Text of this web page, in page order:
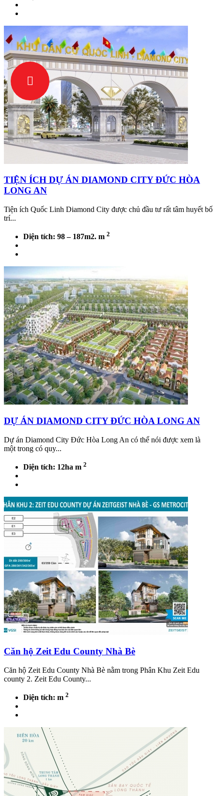
TIỆN ÍCH DỰ ÁN DIAMOND CITY ĐỨC HÒA
LONG AN
Tiện ích Quốc Linh Diamond City được chủ đầu tư rất tâm huyết bố
trí...
Diện tích: 98 – 187m2. m 2
DỰ ÁN DIAMOND CITY ĐỨC HÒA LONG AN
Dự án Diamond City Đức Hòa Long An có thể nói được xem là
một trong có quy...
Diện tích: 12ha m 2
Căn hộ Zeit Edu County Nhà Bè
Căn hộ Zeit Edu County Nhà Bè nằm trong Phân Khu Zeit Edu
county 2. Zeit Edu County...
Diện tích: m 2